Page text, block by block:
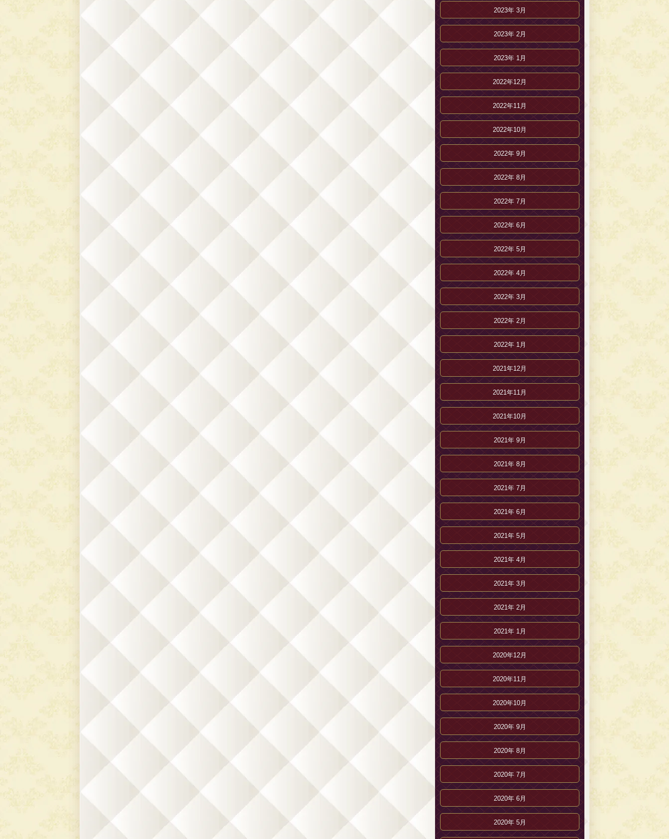
2023年 3月
2023年 2月
2023年 1月
2022年12月
2022年11月
2022年10月
2022年 9月
2022年 8月
2022年 7月
2022年 6月
2022年 5月
2022年 4月
2022年 3月
2022年 2月
2022年 1月
2021年12月
2021年11月
2021年10月
2021年 9月
2021年 8月
2021年 7月
2021年 6月
2021年 5月
2021年 4月
2021年 3月
2021年 2月
2021年 1月
2020年12月
2020年11月
2020年10月
2020年 9月
2020年 8月
2020年 7月
2020年 6月
2020年 5月